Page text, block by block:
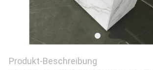
Produkt-Beschreibung